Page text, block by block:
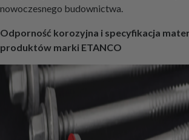
nowoczesnego budownictwa.
Odporność korozyjna i specyfikacja
produktów marki ETANCO